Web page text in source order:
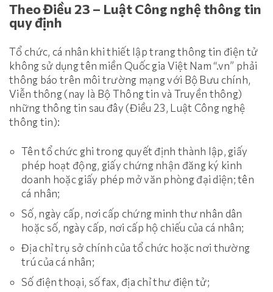
Theo Điều 23 – Luật Công nghệ thông tin
quy định
Tổ chức, cá nhân khi thiết lập trang thông tin điện tử
không sử dụng tên miền Quốc gia Việt Nam “.vn” phải
thông báo trên môi trường mạng với Bộ Bưu chính,
Viễn thông (nay là Bộ Thông tin và Truyền thông)
những thông tin sau đây (Điều 23, Luật Công nghệ
thông tin):
Tên tổ chức ghi trong quyết định thành lập, giấy
phép hoạt động, giấy chứng nhận đăng ký kinh
doanh hoặc giấy phép mở văn phòng đại diện; tên
cá nhân;
Số, ngày cấp, nơi cấp chứng minh thư nhân dân
hoặc số, ngày cấp, nơi cấp hộ chiếu của cá nhân;
Địa chỉ trụ sở chính của tổ chức hoặc nơi thường
trú của cá nhân;
Số điện thoại, số fax, địa chỉ thư điện tử;